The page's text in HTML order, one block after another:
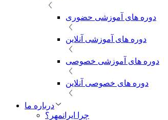
دوره های آموزشی حضوری
دوره های آموزشی آنلاین
دوره های آموزشی خصوصی
دوره های خصوصی آنلاین
درباره ما
چرا ایرانمهر؟